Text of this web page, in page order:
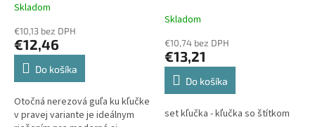
Priemerné
produktu
je
5,0
hviezdičiek.
Skladom
€10,13 bez DPH
€12,46
Do košíka
Otočná nerezová guľa ku kľučke
v pravej variante je ideálnym
Skladom
€10,74 bez DPH
€13,21
Do košíka
set kľučka - kľučka so štítkom